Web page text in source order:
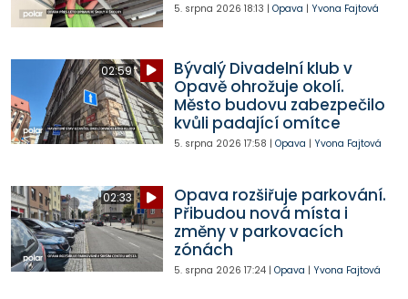
5. srpna 2026 18:13 | Opava | Yvona Fajtová
02:59
Bývalý Divadelní klub v
Opavě ohrožuje okolí.
Město budovu zabezpečilo
kvůli padající omítce
5. srpna 2026 17:58 | Opava | Yvona Fajtová
02:33
Opava rozšiřuje parkování.
Přibudou nová místa i
změny v parkovacích
zónách
5. srpna 2026 17:24| Opava | Yvona Fajtová